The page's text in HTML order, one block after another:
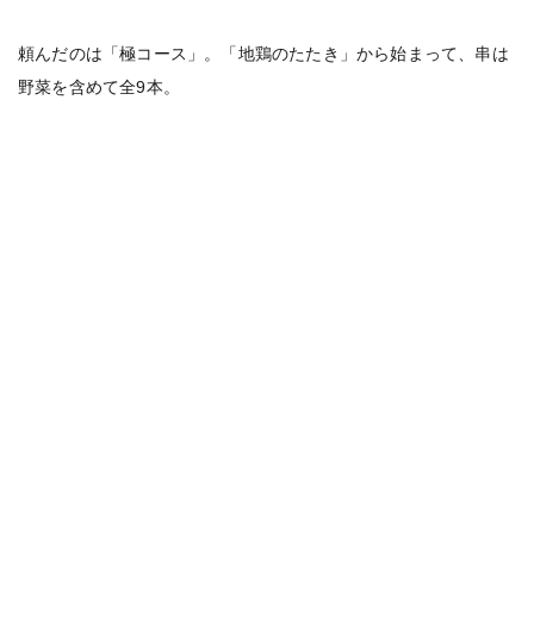
頼んだのは「極コース」。「地鶏のたたき」から始まって、串は
野菜を含めて全9本。